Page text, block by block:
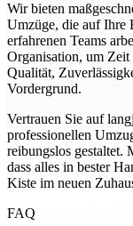
Wir bieten
Umzüge, die auf Ihre
erfahrenen Teams
Organisation, um
Qualität,
Vordergrund.
Vertrauen Sie auf
professionellen
reibungslos gestaltet.
dass alles in bester
Kiste im neuen
FAQ